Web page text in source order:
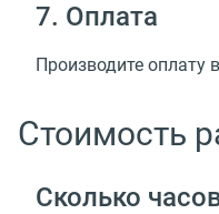
7. Оплата
Производите оплату
Стоимость
Сколько